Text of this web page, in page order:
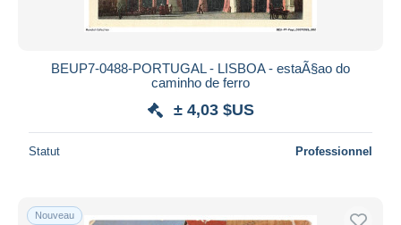
BEUP7-0488-PORTUGAL - LISBOA - estaÃ§ao do
caminho de ferro
± 4,03 $US
Statut Professionnel
Nouveau